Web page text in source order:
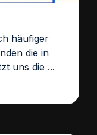
häufiger
die in
uns die ...